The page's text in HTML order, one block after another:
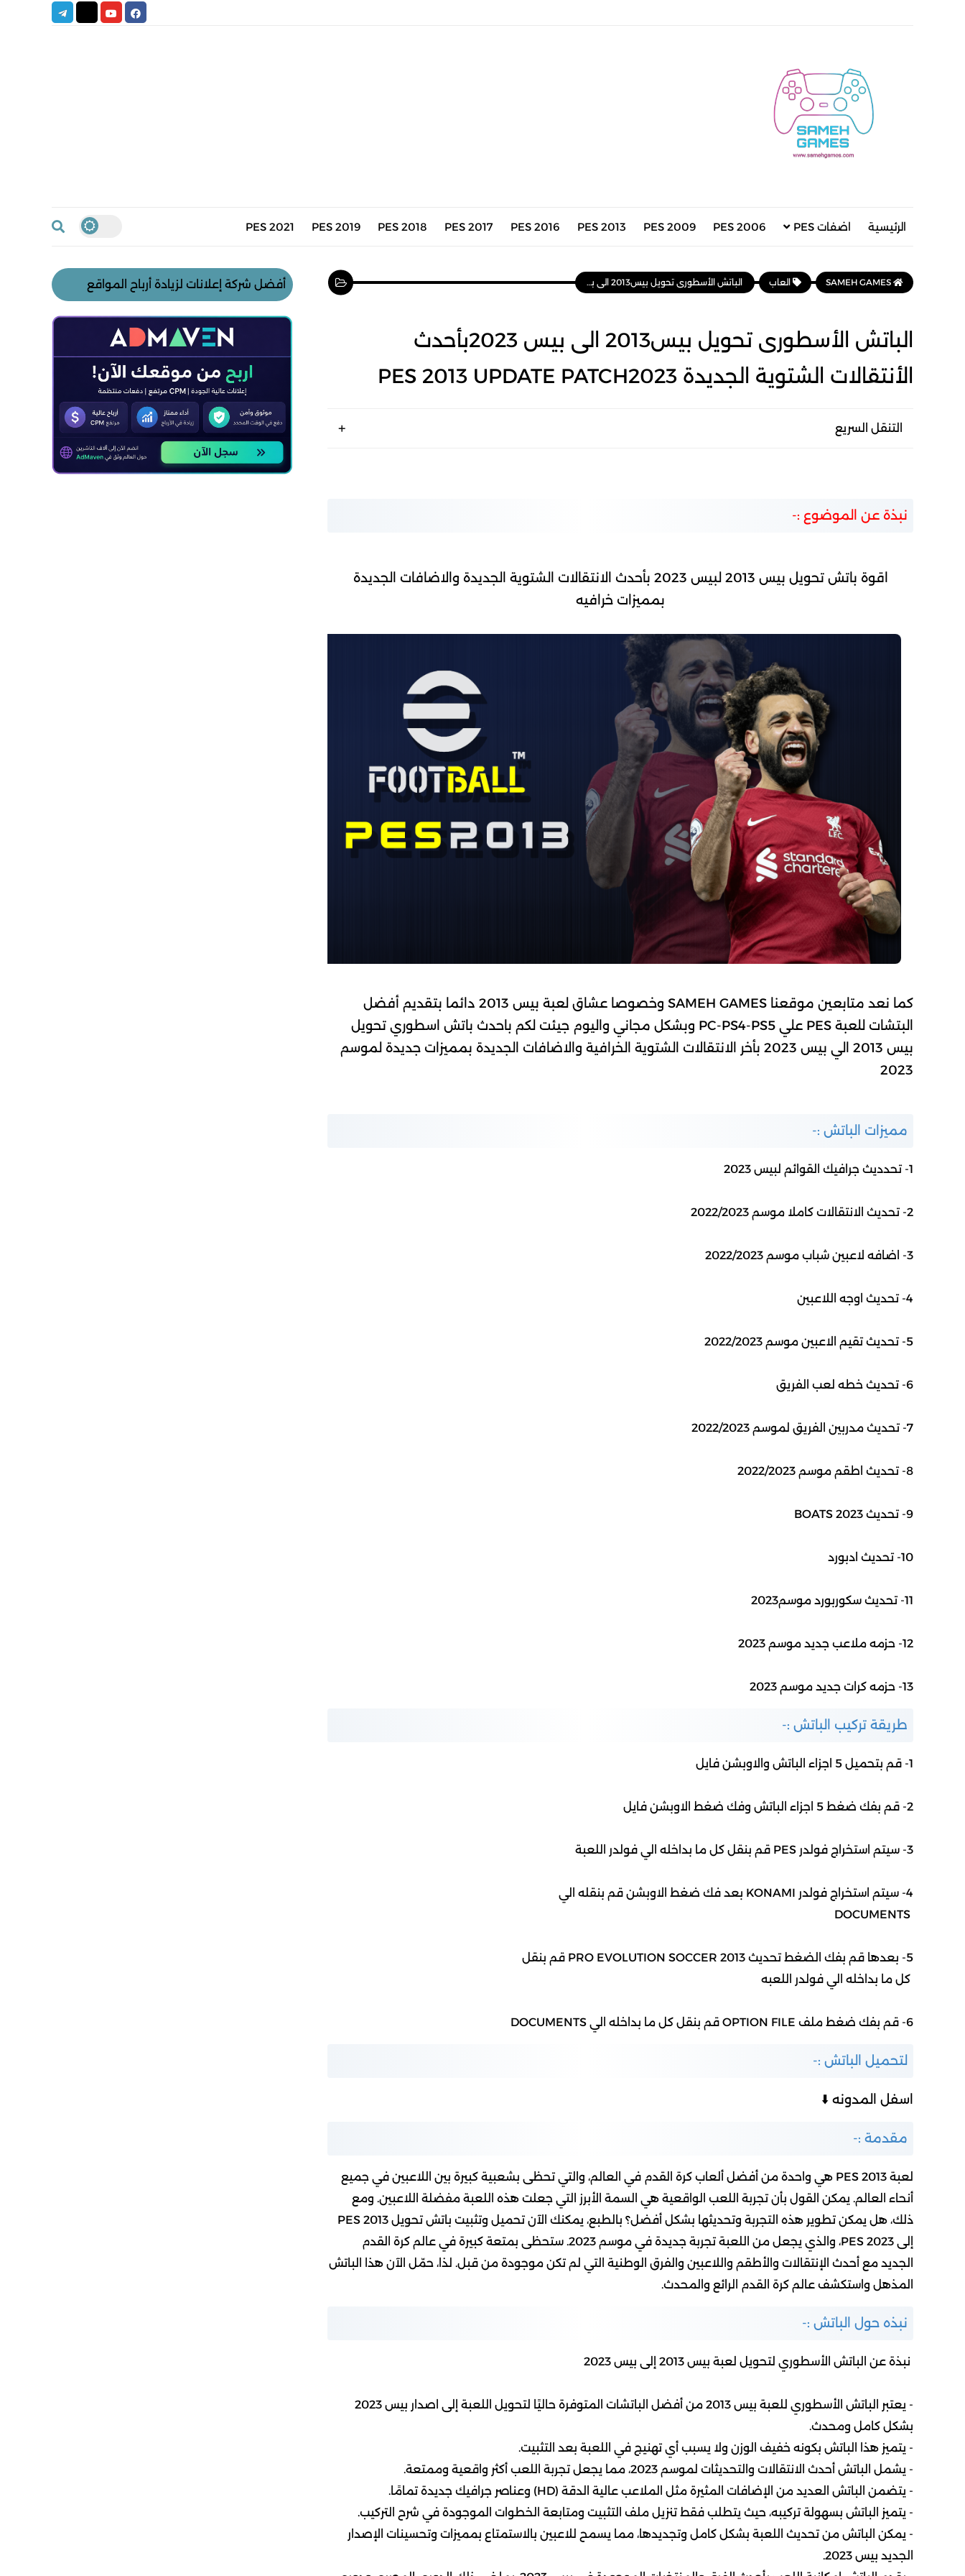
الرئيسية اضفات PES PES 2006
PES 2009
PES 2013
PES 2016
PES 2017
PES 2018
PES 2019
PES 2021
العاب الباتش الأسطورى تحويل بيس2013 الى بيس 2023بأحدث الأنتقالات الشتوية الجديدة PES 2013 UPDATE PATCH2023
الباتش الأسطورى تحويل بيس2013 الى بيس 2023بأحدث
الأنتقالات الشتوية الجديدة PES 2013 UPDATE PATCH2023
التنقل السريع
نبذة عن الموضوع :-
اقوة باتش تحويل بيس 2013 لبيس 2023 بأحدث الانتقالات الشتوية الجديدة والاضافات الجديدة
بمميزات خرافيه
كما نعد متابعين موقعنا SAMEH GAMES وخصوصا عشاق لعبة بيس 2013 دائما بتقديم أفضل
البتشات للعبة PES علي PC-PS4-PS5 وبشكل مجاني واليوم جيئت لكم باحدث باتش اسطوري تحويل
بيس 2013 الي بيس 2023 بأخر الانتقالات الشتوية الخرافية والاضافات الجديدة بمميزات جديدة لموسم
2023
مميزات الباتش :-
1- تحدديث جرافيك القوائم لبيس 2023
2- تحديث الانتقالات كاملا موسم 2022/2023
3- اضافه لاعبين شباب موسم 2022/2023
4- تحديث اوجه اللاعبين
5- تحديث تقيم الاعبين موسم 2022/2023
6- تحديث خطه لعب الفريق
7- تحديث مدربين الفريق لموسم 2022/2023
8- تحديث اطقم موسم 2022/2023
9- تحديث BOATS 2023
10- تحديث ادبورد
11- تحديث سكوربورد موسم2023
12- حزمه ملاعب جديد موسم 2023
13- حزمه كرات جديد موسم 2023
طريقة تركيب الباتش :-
1- قم بتحميل 5 اجزاء الباتش والاوبشن فايل
2- قم بفك ضغط 5 اجزاء الباتش وفك ضغط الاوبشن فايل
3- سيتم استخراج فولدر PES قم بنقل كل ما بداخله الي فولدر اللعبة
4- سيتم استخراج فولدر KONAMI بعد فك ضغط الاوبشن قم بنقله الي
5- بعدها قم بفك الضغط تحديث PRO EVOLUTION SOCCER 2013 قم بنقل
كل ما بداخله الي فولدر اللعبه
6- قم بفك ضغط ملف OPTION FILE قم بنقل كل ما بداخله الي DOCUMENTS
لتحميل الباتش :-
اسفل المدونه ⬇️
مقدمة :-
لعبة PES 2013 هي واحدة من أفضل ألعاب كرة القدم في العالم، والتي تحظى بشعبية كبيرة بين اللاعبين في جميع
أنحاء العالم. يمكن القول بأن تجربة اللعب الواقعية هي السمة الأبرز التي جعلت هذه اللعبة مفضلة اللاعبين. ومع
ذلك، هل يمكن تطوير هذه التجربة وتحديثها بشكل أفضل؟ بالطبع، يمكنك الآن تحميل وتثبيت باتش تحويل PES 2013
إلى PES 2023، والذي يجعل من اللعبة تجربة جديدة في موسم 2023. ستحظى بمتعة كبيرة في عالم كرة القدم
الجديد مع أحدث الإنتقالات والأطقم واللاعبين والفرق الوطنية التي لم تكن موجودة من قبل. لذا، حمّل الآن هذا الباتش
المذهل واستكشف عالم كرة القدم الرائع والمحدث.
نبذه حول الباتش :-
نبذة عن الباتش الأسطوري لتحويل لعبة بيس 2013 إلى بيس 2023
- يعتبر الباتش الأسطوري للعبة بيس 2013 من أفضل الباتشات المتوفرة حاليًا لتحويل اللعبة إلى اصدار بيس 2023
بشكل كامل ومحدث.
- يتميز هذا الباتش بكونه خفيف الوزن ولا يسبب أي تهنيج في اللعبة بعد التثبيت.
- يشمل الباتش أحدث الانتقالات والتحديثات لموسم 2023، مما يجعل تجربة اللعب أكثر واقعية وممتعة.
- يتضمن الباتش العديد من الإضافات المثيرة مثل الملاعب عالية الدقة (HD) وعناصر جرافيك جديدة تمامًا.
- يتميز الباتش بسهولة تركيبه، حيث يتطلب فقط تنزيل ملف التثبيت ومتابعة الخطوات الموجودة في شرح التركيب.
- يمكن الباتش من تحديث اللعبة بشكل كامل وتجديدها، مما يسمح للاعبين بالاستمتاع بمميزات وتحسينات الإصدار
الجديد بيس 2023.
أفضل شركة إعلانات لزيادة أرباح المواقع